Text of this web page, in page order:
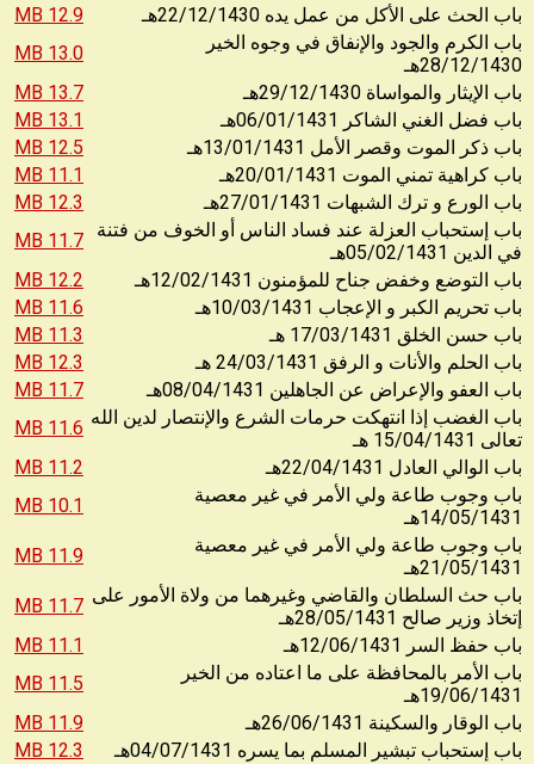
باب الحث على الأكل من عمل يده 22/12/1430هـ 12.9 MB
باب الكرم والجود والإنفاق في وجوه الخير
28/12/1430هـ
13.0 MB
باب الإيثار والمواساة 29/12/1430هـ 13.7 MB
باب فضل الغني الشاكر 06/01/1431هـ 13.1 MB
باب ذكر الموت وقصر الأمل 13/01/1431هـ 12.5 MB
باب كراهية تمني الموت 20/01/1431هـ 11.1 MB
باب الورع و ترك الشبهات 27/01/1431هـ 12.3 MB
باب إستحباب العزلة عند فساد الناس أو الخوف من فتنة
في الدين 05/02/1431هـ
11.7 MB
باب التوضع وخفض جناح للمؤمنون 12/02/1431هـ 12.2 MB
باب تحريم الكبر و الإعجاب 10/03/1431هـ 11.6 MB
باب حسن الخلق 17/03/1431 هـ 11.3 MB
باب الحلم والأنات و الرفق 24/03/1431 هـ 12.3 MB
باب العفو والإعراض عن الجاهلين 08/04/1431هـ 11.7 MB
باب الغضب إذا انتهكت حرمات الشرع والإنتصار لدين الله
تعالى 15/04/1431 هـ
11.6 MB
باب الوالي العادل 22/04/1431هـ 11.2 MB
باب وجوب طاعة ولي الأمر في غير معصية
14/05/1431هـ
10.1 MB
باب وجوب طاعة ولي الأمر في غير معصية
21/05/1431هـ
11.9 MB
باب حث السلطان والقاضي وغيرهما من ولاة الأمور على
إتخاذ وزير صالح 28/05/1431هـ
11.7 MB
باب حفظ السر 12/06/1431هـ 11.1 MB
باب الأمر بالمحافظة على ما اعتاده من الخير
19/06/1431هـ
11.5 MB
باب الوقار والسكينة 26/06/1431هـ 11.9 MB
باب إستحباب تبشير المسلم بما يسره 04/07/1431هـ 12.3 MB